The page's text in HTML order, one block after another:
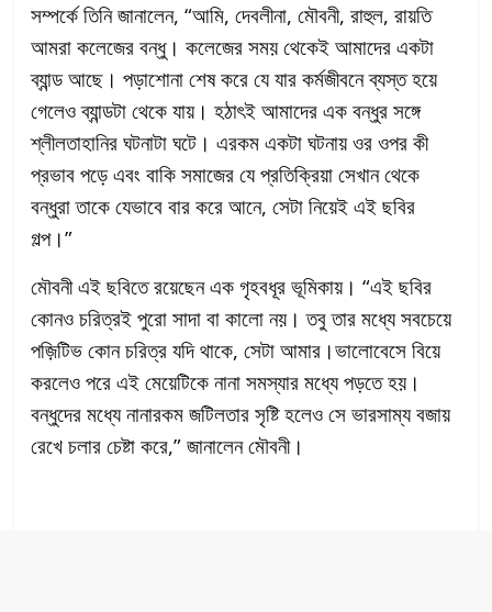
সম্পর্কে তিনি জানালেন, “আমি, দেবলীনা, মৌবনী, রাহুল, রায়তি
আমরা কলেজের বন্ধু। কলেজের সময় থেকেই আমাদের একটা
ব্যান্ড আছে। পড়াশোনা শেষ করে যে যার কর্মজীবনে ব্যস্ত হয়ে
গেলেও ব্যান্ডটা থেকে যায়। হঠাৎই আমাদের এক বন্ধুর সঙ্গে
শ্লীলতাহানির ঘটনাটা ঘটে। এরকম একটা ঘটনায় ওর ওপর কী
প্রভাব পড়ে এবং বাকি সমাজের যে প্রতিক্রিয়া সেখান থেকে
বন্ধুরা তাকে যেভাবে বার করে আনে, সেটা নিয়েই এই ছবির
গল্প।”
মৌবনী এই ছবিতে রয়েছেন এক গৃহবধূর ভূমিকায়। “এই ছবির
কোনও চরিত্রই পুরো সাদা বা কালো নয়। তবু তার মধ্যে সবচেয়ে
পজ়িটিভ কোন চরিত্র যদি থাকে, সেটা আমার।ভালোবেসে বিয়ে
করলেও পরে এই মেয়েটিকে নানা সমস্যার মধ্যে পড়তে হয়।
বন্ধুদের মধ্যে নানারকম জটিলতার সৃষ্টি হলেও সে ভারসাম্য বজায়
রেখে চলার চেষ্টা করে,” জানালেন মৌবনী।